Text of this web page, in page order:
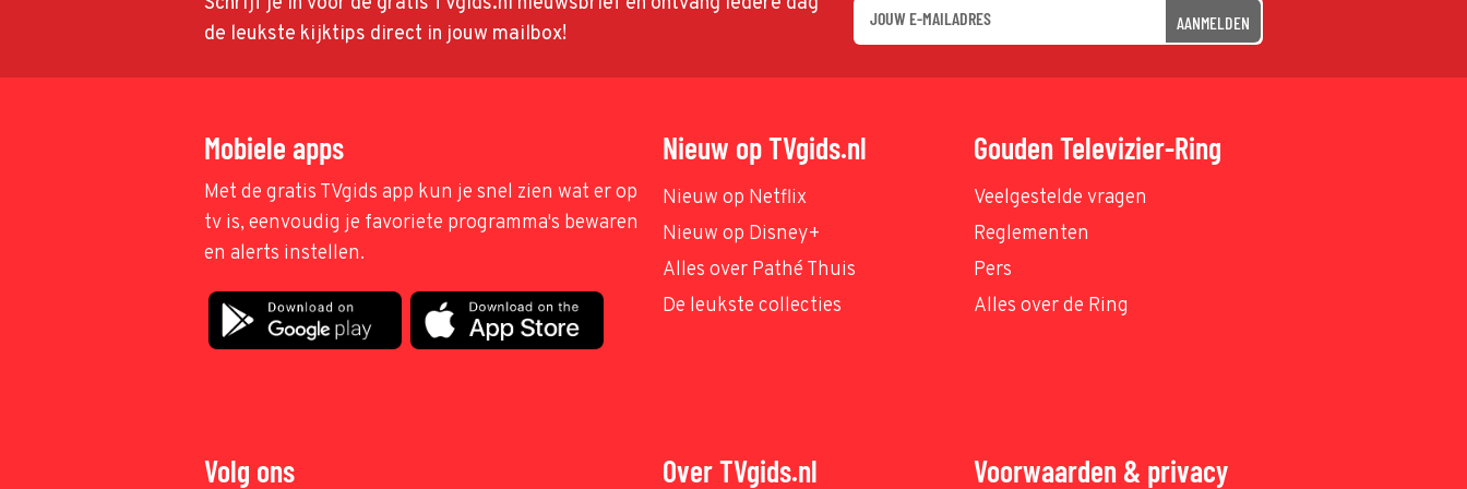
de leukste kijktips direct in jouw mailbox!
AANMELDEN
Mobiele apps
Met de gratis TVgids app kun je snel zien wat er op
tv is, eenvoudig je favoriete programma's bewaren
en alerts instellen.
Nieuw op TVgids.nl
Nieuw op Netflix
Nieuw op Disney+
Alles over Pathé Thuis
De leukste collecties
Gouden Televizier-Ring
Veelgestelde vragen
Reglementen
Pers
Alles over de Ring
Volg ons Over TVgids.nl Voorwaarden & privacy